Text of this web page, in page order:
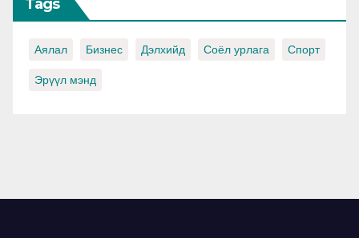
Tags
Аялал Бизнес Дэлхийд Соёл урлага Спорт
Эрүүл мэнд